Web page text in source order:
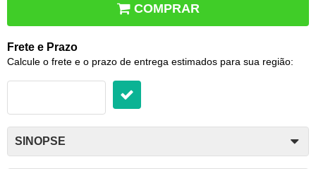
COMPRAR
Frete e Prazo
Calcule o frete e o prazo de entrega estimados para sua região:
SINOPSE